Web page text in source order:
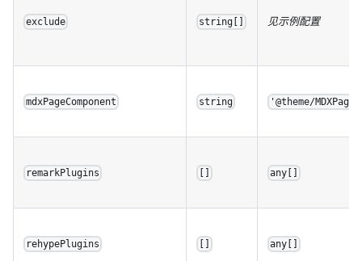
exclude string[] 见示例配置
mdxPageComponent string '@theme/MDXPage'
remarkPlugins any[]
rehypePlugins any[]